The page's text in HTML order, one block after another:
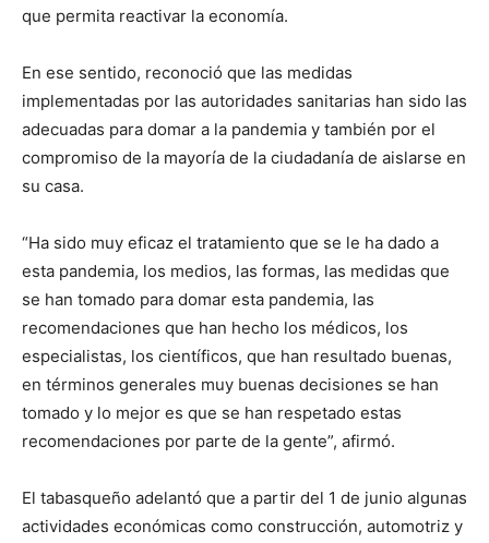
que permita reactivar la economía.
En ese sentido, reconoció que las medidas
implementadas por las autoridades sanitarias han sido las
adecuadas para domar a la pandemia y también por el
compromiso de la mayoría de la ciudadanía de aislarse en
su casa.
“Ha sido muy eficaz el tratamiento que se le ha dado a
esta pandemia, los medios, las formas, las medidas que
se han tomado para domar esta pandemia, las
recomendaciones que han hecho los médicos, los
especialistas, los científicos, que han resultado buenas,
en términos generales muy buenas decisiones se han
tomado y lo mejor es que se han respetado estas
recomendaciones por parte de la gente”, afirmó.
El tabasqueño adelantó que a partir del 1 de junio algunas
actividades económicas como construcción, automotriz y